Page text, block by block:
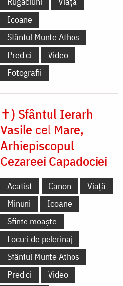
Icoane
Sfântul Munte Athos
Predici
Video
Fotografii
✝) Sfântul Ierarh
Vasile cel Mare,
Arhiepiscopul
Cezareei Capadociei
Acatist Canon
Viață
Minuni
Icoane
Sfinte moaște
Locuri de pelerinaj
Sfântul Munte Athos
Predici
Video